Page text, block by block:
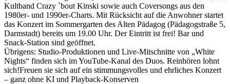
Kultband Crazy `bout Kinski sowie auch Coversongs aus den
1980er- und 1990er-Charts. Mit Rücksicht auf die Anwohner startet
das Konzert im Sommergarten des Alten Pädagog (Pädagogstraße 5,
Darmstadt) bereits um 19.00 Uhr. Der Eintritt ist frei! Bar und
Snack-Station sind geöffnet.
Übrigens: Studio-Produktionen und Live-Mitschnitte von „White
Nights“ finden sich im YouTube-Kanal des Duos. Reinhören lohnt
sich!Freuen sie sich auf ein stimmungsvolles und ehrliches Konzert
– ganz ohne KI und Playback-Konserven